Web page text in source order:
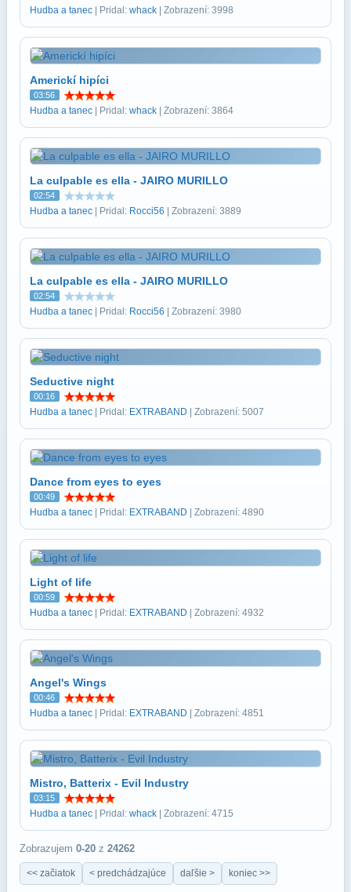
Hudba a tanec | Pridal: whack | Zobrazení: 3998
Americkí hipíci
03:56
Hudba a tanec | Pridal: whack | Zobrazení: 3864
La culpable es ella - JAIRO MURILLO
02:54
Hudba a tanec | Pridal: Rocci56 | Zobrazení: 3889
La culpable es ella - JAIRO MURILLO
02:54
Hudba a tanec | Pridal: Rocci56 | Zobrazení: 3980
Seductive night
00:16
Hudba a tanec | Pridal: EXTRABAND | Zobrazení: 5007
Dance from eyes to eyes
00:49
Hudba a tanec | Pridal: EXTRABAND | Zobrazení: 4890
Light of life
00:59
Hudba a tanec | Pridal: EXTRABAND | Zobrazení: 4932
Angel's Wings
00:46
Hudba a tanec | Pridal: EXTRABAND | Zobrazení: 4851
Mistro, Batterix - Evil Industry
03:15
Hudba a tanec | Pridal: whack | Zobrazení: 4715
Zobrazujem 0-20 z 24262
<< začiatok < predchádzajúce daľšie > koniec >>